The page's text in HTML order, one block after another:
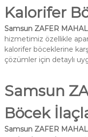
Kalorifer
Samsun ZAFER
hizmetimiz özellikle
kalorifer böceklerine
çözümler için detaylı
Samsun
Böcek
Samsun ZAFER